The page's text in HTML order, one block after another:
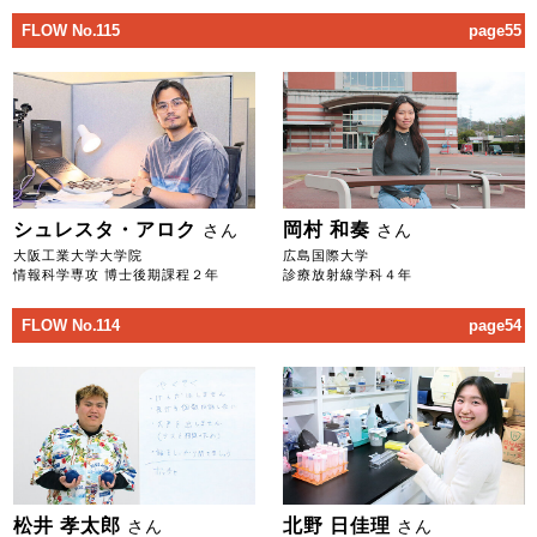
FLOW No.115 page55
シュレスタ・アロク さん
大阪工業大学大学院
情報科学専攻 博士後期課程２年
岡村 和奏 さん
広島国際大学
診療放射線学科４年
FLOW No.114 page54
松井 孝太郎 さん 北野 日佳理 さん